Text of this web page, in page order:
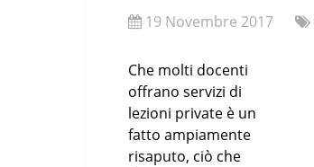
19 Novembre 2017
Che molti docenti
offrano servizi di
lezioni private è un
fatto ampiamente
risaputo, ciò che